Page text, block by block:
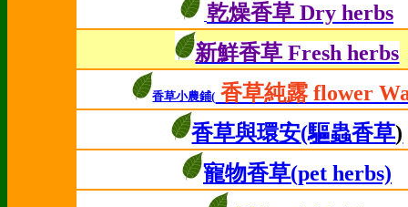
乾燥香草 Dry herbs
新鮮香草 Fresh herbs
香草小農鋪( 香草純露 flower
香草與環安(驅蟲香草)
寵物香草(pet herbs)